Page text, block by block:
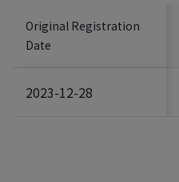
Original Registration
Date
2023-12-28